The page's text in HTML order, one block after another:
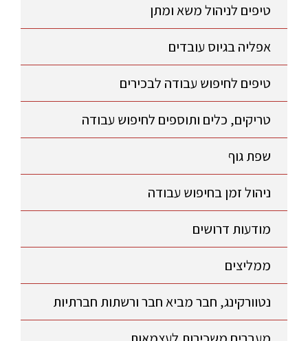
טיפים לניהול משא ומתן
אפליה בגיוס עובדים
טיפים לחיפוש עבודה לבכירים
טריקים, כלים ותוספים לחיפוש עבודה
שפת גוף
ניהול זמן בחיפוש עבודה
מודעות דרושים
ממליצים
נטוורקינג, חבר מביא חבר ורשתות חברתיות